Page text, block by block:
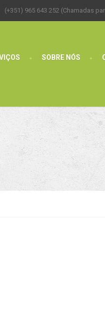
(+351) 965 643 252 (Chamadas
SOBRE NÓS